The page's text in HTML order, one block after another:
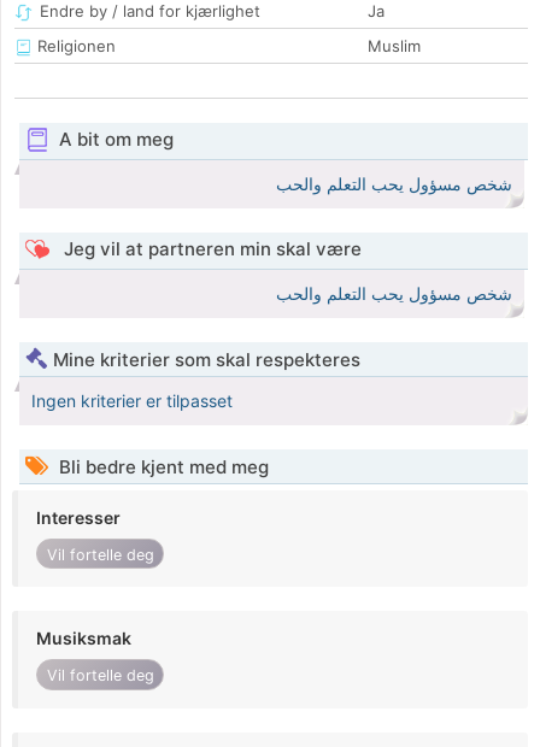
Endre by / land for kjærlighet
Ja
Religionen
Muslim
A bit om meg
شخص مسؤول يحب التعلم والحب
Jeg vil at partneren min skal være
شخص مسؤول يحب التعلم والحب
Mine kriterier som skal respekteres
Ingen kriterier er tilpasset
Bli bedre kjent med meg
Interesser
Vil fortelle deg
Musiksmak
Vil fortelle deg